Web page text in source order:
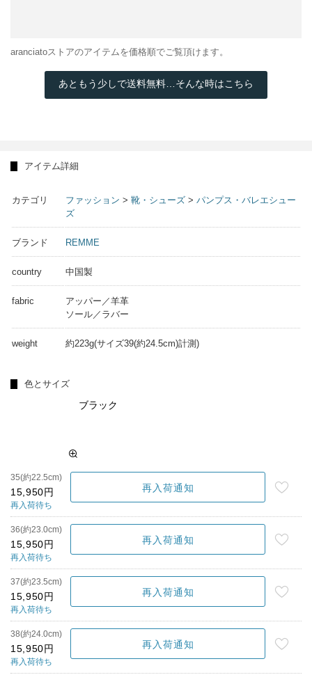
aranciatoストアのアイテムを価格順でご覧頂けます。
あともう少しで送料無料…そんな時はこちら
アイテム詳細
カテゴリ ファッション > 靴・シューズ > パンプス・バレエシュー
ズ
ブランド REMME
country 中国製
fabric
アッパー／羊革
ソール／ラバー
weight 約223g(サイズ39(約24.5cm)計測)
色とサイズ
ブラック
35(約22.5cm)
15,950円
再入荷待ち
再入荷通知
36(約23.0cm)
15,950円
再入荷待ち
再入荷通知
37(約23.5cm)
15,950円
再入荷待ち
再入荷通知
38(約24.0cm)
15,950円
再入荷待ち
再入荷通知